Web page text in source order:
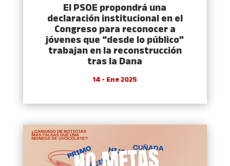
El PSOE propondrá una
declaración institucional en el
Congreso para reconocer a
jóvenes que “desde lo público”
trabajan en la reconstrucción
tras la Dana
14 - Ene 2025